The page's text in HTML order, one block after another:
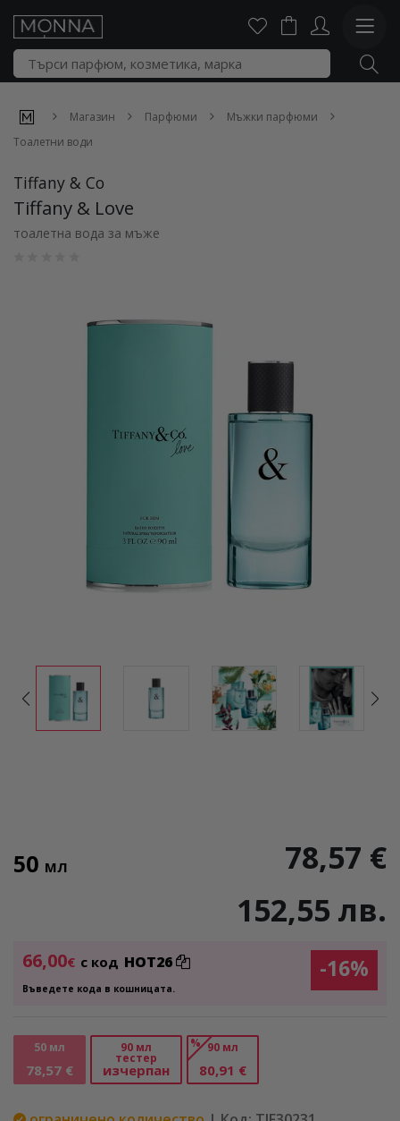
Магазин Парфюми
Мъжки парфюми
Тоалетни води
Tiffany & Co
Tiffany & Love
тоалетна вода за мъже
50 МЛ
78,57 €
152,55 лв.
66,00€ с код HOT26
Въведете кода в кошницата.
-16%
50 мл
78,57 €
90 мл
тестер
изчерпан
% 90 мл
80,91 €